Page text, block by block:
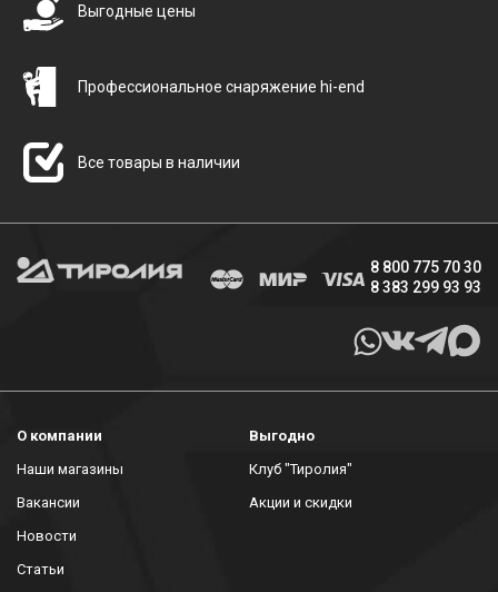
Выгодные цены
Профессиональное снаряжение hi-end
Все товары в наличии
8 800 775 70 30
8 383 299 93 93
О компании
Наши магазины
Вакансии
Новости
Статьи
Выгодно
Клуб "Тиролия"
Акции и скидки